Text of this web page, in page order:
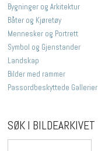
Bygninger og Arkitektur
Båter og Kjøretøy
Mennesker og Portrett
Symbol og Gjenstander
Landskap
Bilder med rammer
Passordbeskyttede Gallerier
SØK I BILDEARKIVET